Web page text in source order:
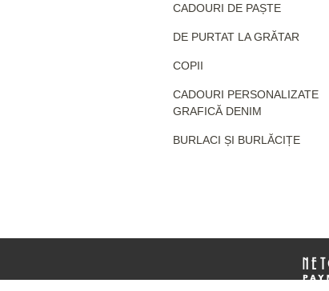
CADOURI DE PAȘTE
DE PURTAT LA GRĂTAR
COPII
CADOURI PERSONALIZATE
GRAFICĂ DENIM
BURLACI ȘI BURLĂCIȚE